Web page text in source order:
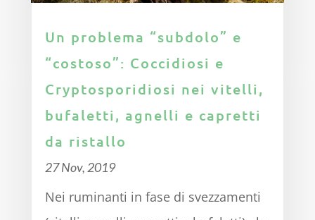
Un problema “subdolo” e
“costoso”: Coccidiosi e
Cryptosporidiosi nei vitelli,
bufaletti, agnelli e capretti
da ristallo
27 Nov, 2019
Nei ruminanti in fase di svezzamenti